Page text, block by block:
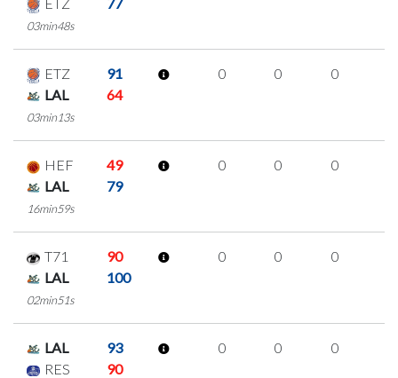
03min48s
ETZ
91
LAL
64
03min13s
0 0 0
HEF
49
LAL
79
16min59s
0 0 0
T71
90
LAL
100
02min51s
0 0 0
LAL
93
RES
90
0 0 0